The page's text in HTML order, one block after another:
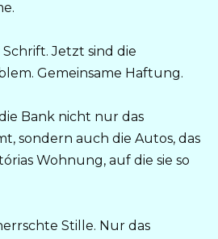
Jetzt sind die
Gemeinsame Haftung.
Bank nicht nur das
sondern auch die Autos, das
Wohnung, auf die sie so
Stille. Nur das